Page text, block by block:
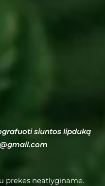
siuntos lipduką
prekes neatlyginame.